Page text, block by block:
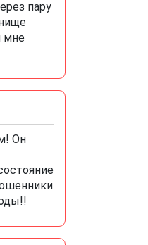
пару
мне
Он